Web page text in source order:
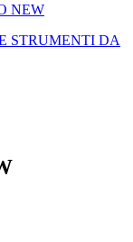
NEW
STRUMENTI DA